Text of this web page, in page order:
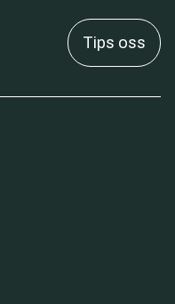
Tips oss